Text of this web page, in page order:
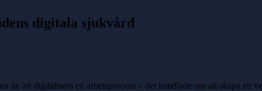
digitala sjukvård
att digitalisera en arbetsprocess – det handlade om att skapa ett